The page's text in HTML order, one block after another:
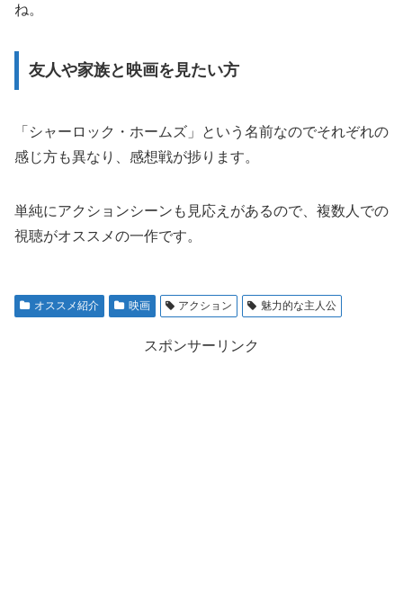
ね。
友人や家族と映画を見たい方
「シャーロック・ホームズ」という名前なのでそれぞれの
感じ方も異なり、感想戦が捗ります。
単純にアクションシーンも見応えがあるので、複数人での
視聴がオススメの一作です。
オススメ紹介 映画 アクション 魅力的な主人公
スポンサーリンク